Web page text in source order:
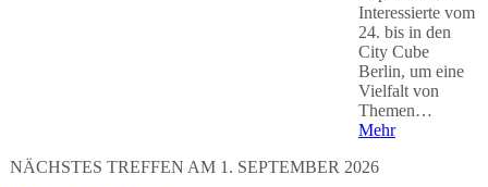
Interessierte vom
24. bis in den
City Cube
Berlin, um eine
Vielfalt von
Themen…
Mehr
NÄCHSTES TREFFEN AM 1. SEPTEMBER 2026